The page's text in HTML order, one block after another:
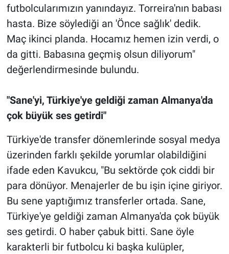
futbolcularımızın yanındayız. Torreira'nın babası
hasta. Bize söylediği an 'Önce sağlık' dedik.
Maç ikinci planda. Hocamız hemen izin verdi, o
da gitti. Babasına geçmiş olsun diliyorum"
değerlendirmesinde bulundu.
"Sane'yi, Türkiye'ye geldiği zaman Almanya'da
çok büyük ses getirdi"
Türkiye'de transfer dönemlerinde sosyal medya
üzerinden farklı şekilde yorumlar olabildiğini
ifade eden Kavukcu, "Bu sektörde çok ciddi bir
para dönüyor. Menajerler de bu işin içine giriyor.
Bu sene yaptığımız transferler ortada. Sane,
Türkiye'ye geldiği zaman Almanya'da çok büyük
ses getirdi. O haber çabuk bitti. Sane öyle
karakterli bir futbolcu ki başka kulüpler,